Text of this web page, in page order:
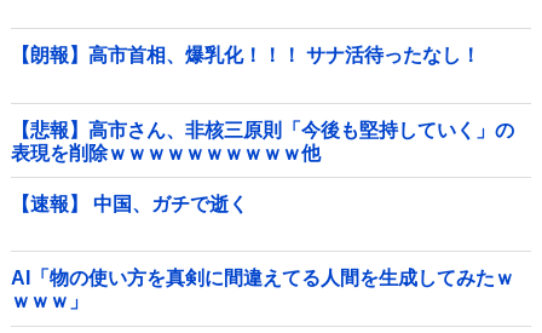
【朗報】高市首相、爆乳化！！！ サナ活待ったなし！
【悲報】高市さん、非核三原則「今後も堅持していく」の
表現を削除ｗｗｗｗｗｗｗｗｗｗ他
【速報】 中国、ガチで逝く
AI「物の使い方を真剣に間違えてる人間を生成してみたｗ
ｗｗｗ」